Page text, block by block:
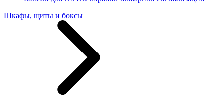
Шкафы, щиты и боксы